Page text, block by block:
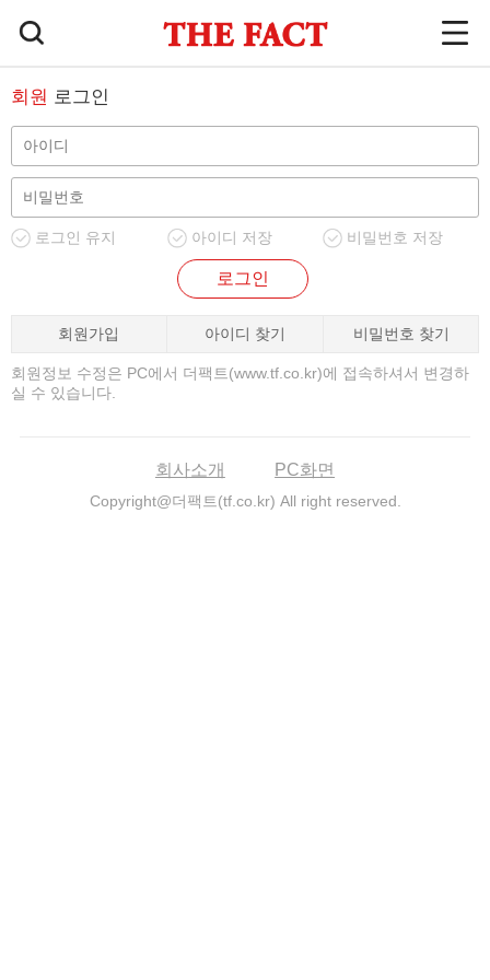
회원 로그인
로그인 유지 아이디 저장 비밀번호 저장
로그인
회원가입 아이디 찾기 비밀번호 찾기
회원정보 수정은 PC에서 더팩트(www.tf.co.kr)에 접속하셔서 변경하
실 수 있습니다.
회사소개 PC화면
Copyright@더팩트(tf.co.kr) All right reserved.